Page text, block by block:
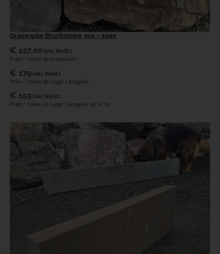
Grauwacke Bruchsteine 300 – 1000
€ 127,00 (inkl. MwSt.)
Preis / Tonne ab Steinbruch
€ 179(inkl. MwSt.)
Preis / Tonne ab Lager Langgöns
€ 159(inkl. MwSt.)
Preis / Tonne ab Lager Langgöns ab 14 to